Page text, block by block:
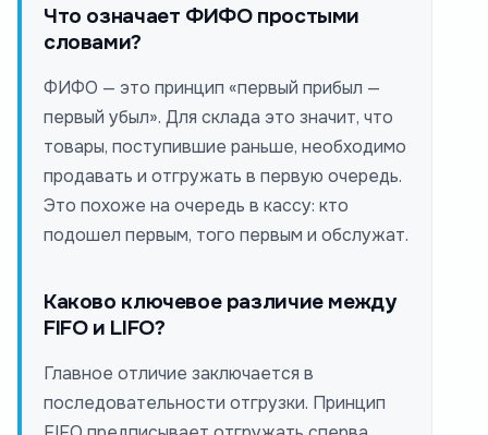
Что означает ФИФО простыми
словами?
ФИФО — это принцип «первый прибыл —
первый убыл». Для склада это значит, что
товары, поступившие раньше, необходимо
продавать и отгружать в первую очередь.
Это похоже на очередь в кассу: кто
подошел первым, того первым и обслужат.
Каково ключевое различие между
FIFO и LIFO?
Главное отличие заключается в
последовательности отгрузки. Принцип